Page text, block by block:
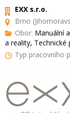
EXX s.r.o.
Brno
Obor: Manuální
a reality, Technické
Typ pracovního